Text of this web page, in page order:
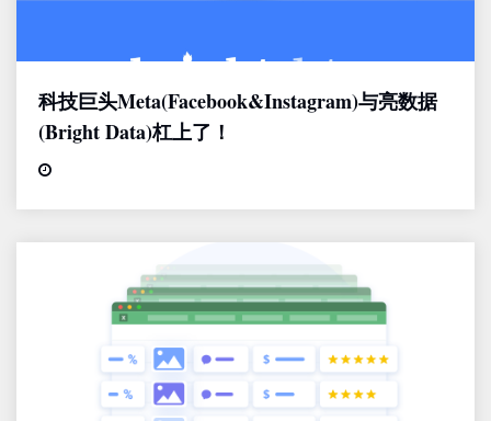
科技巨头Meta(Facebook&Instagram)与亮数据
(Bright Data)杠上了！